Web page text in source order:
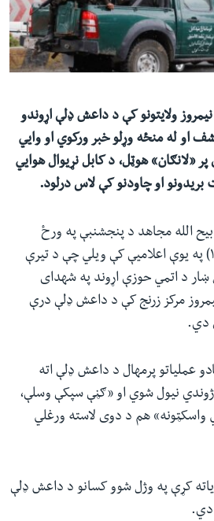
ولایتونو کې د داعش ډلې اړوندو
او له منځه وړلو خبر ورکوي او وايي
«لانګان» هوټل، د کابل نړیوال هوايي
بریدونو او چاودنو کې لاس درلود.
الله مجاهد د پنجشنبې په ورځ
جنورۍ پنځمه (مرغومې ۱۵) په يوې اعلاميې کې ويلي چې د تیرې
ښار د اتمي حوزې اړوند په شهدای
مرکز زرنج کې د داعش ډلې درې
دي.
عملیاتو پرمهال د داعش ډلې اته
نیول شوي او «ګڼې سپکې وسلې،
واسکټونه» هم د دوی لاسته ورغلي
کړې په وژل شوو کسانو د داعش ډلې
دي.